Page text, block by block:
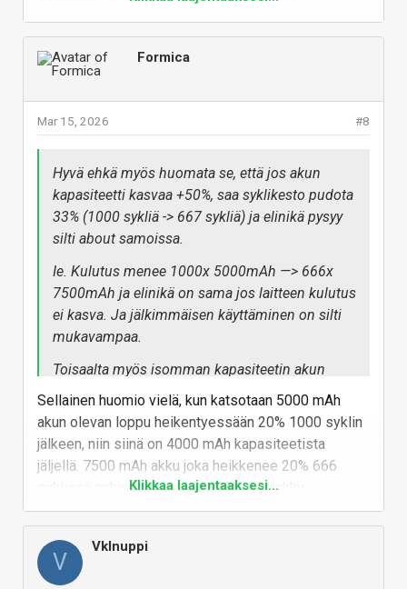
Internetin arvaus-tubettajat kertovat huhuista
viivästyttäneet tämän tekniikan käyttöönottoa
Formica
#8
Mar 15, 2026
Hyvä ehkä myös huomata se, että jos akun
kapasiteetti kasvaa +50%, saa syklikesto pudota
33% (1000 sykliä -> 667 sykliä) ja elinikä pysyy
silti about samoissa.
Ie. Kulutus menee 1000x 5000mAh —> 666x
7500mAh ja elinikä on sama jos laitteen kulutus
ei kasva. Ja jälkimmäisen käyttäminen on silti
mukavampaa.
Toisaalta myös isomman kapasiteetin akun
kohdalla voidaan rajoittaa kapasiteetti softalla
7000mAh:hon leikkaamalla latausjännite 4.2 ->
4.1, niin syklikesto voi nousta lähelle sitä
tuhatta…
Internetin arvaus-tubettajat kertovat huhuista
viivästyttäneet tämän tekniikan käyttöönottoa
juuri sen takia, että syklikeston on kerrottu
Sellainen huomio vielä, kun katsotaan 5000 mAh
akun olevan loppu heikentyessään 20% 1000 syklin
jälkeen, niin siinä on 4000 mAh kapasiteetista
jäljellä. 7500 mAh akku joka heikkenee 20% 666
syklissä onkin silloin vielä 6000 mAh akku.
Tasaisella heikkenemisnopeudella laskettuna 7500
mAh akku laskee 4000 mAh kapasiteettiin vasta yli
1500 syklin jälkeen. Tähän vielä lisäksi tuo huomiosi,
että isommalla akulla syklimäärä jää pienemmäksi.
Klikkaa laajentaaksesi...
V
Vklnuppi